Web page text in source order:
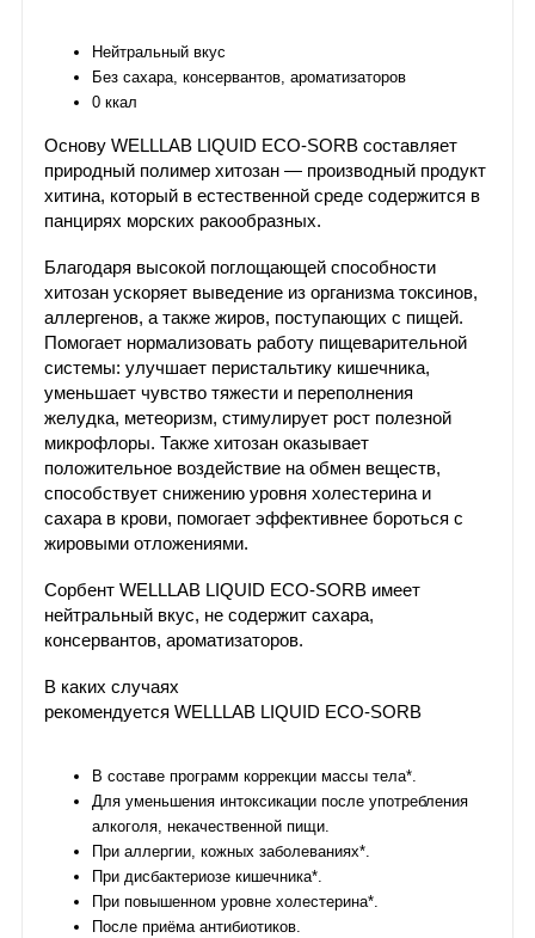
Нейтральный вкус
Без сахара, консервантов, ароматизаторов
0 ккал
Основу WELLLAB LIQUID ECO-SORB составляет
природный полимер хитозан — производный продукт
хитина, который в естественной среде содержится в
панцирях морских ракообразных.
Благодаря высокой поглощающей способности
хитозан ускоряет выведение из организма токсинов,
аллергенов, а также жиров, поступающих с пищей.
Помогает нормализовать работу пищеварительной
системы: улучшает перистальтику кишечника,
уменьшает чувство тяжести и переполнения
желудка, метеоризм, стимулирует рост полезной
микрофлоры. Также хитозан оказывает
положительное воздействие на обмен веществ,
способствует снижению уровня холестерина и
сахара в крови, помогает эффективнее бороться с
жировыми отложениями.
Сорбент WELLLAB LIQUID ECO-SORB имеет
нейтральный вкус, не содержит сахара,
консервантов, ароматизаторов.
В каких случаях
рекомендуется WELLLAB LIQUID ECO-SORB
В составе программ коррекции массы тела*.
Для уменьшения интоксикации после употребления
алкоголя, некачественной пищи.
При аллергии, кожных заболеваниях*.
При дисбактериозе кишечника*.
При повышенном уровне холестерина*.
После приёма антибиотиков.